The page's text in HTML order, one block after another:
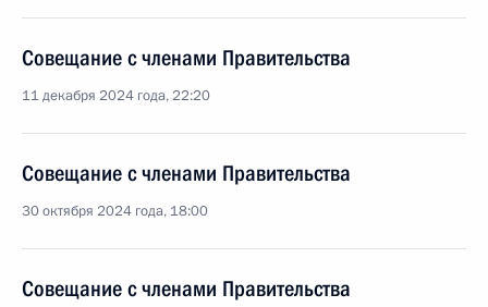
Совещание с членами Правительства
11 декабря 2024 года, 22:20
Совещание с членами Правительства
30 октября 2024 года, 18:00
Совещание с членами Правительства